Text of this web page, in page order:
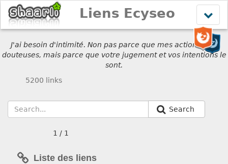
le
menu
Liens Ecyseo
J'ai besoin d'intimité. Non pas parce que mes actions sont
douteuses, mais parce que votre jugement et vos intentions le
sont.
5200 links
Search
1 / 1
Liste des liens